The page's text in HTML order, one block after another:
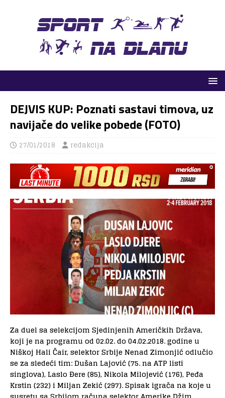
DEJVIS KUP: Poznati sastavi timova, uz
navijače do velike pobede (FOTO)
27/01/2018 redakcija
Za duel sa selekcijom Sjedinjenih Američkih Država,
koji je na programu od 02.02. do 04.02.2018. godine u
Niškoj Hali Čair, selektor Srbije Nenad Zimonjić odlučio
se za sledeći tim: Dušan Lajović (75. na ATP listi
singlova), Laslo Đere (85), Nikola Milojević (176), Peđa
Krstin (232) i Miljan Zekić (297). Spisak igrača na koje u